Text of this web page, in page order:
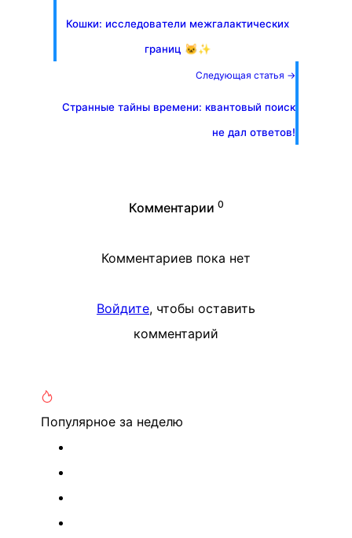
Кошки: исследователи межгалактических
границ 🐱✨
Следующая статья →
Странные тайны времени: квантовый поиск
не дал ответов!
Комментарии 0
Комментариев пока нет
Войдите, чтобы оставить
комментарий
Популярное за неделю